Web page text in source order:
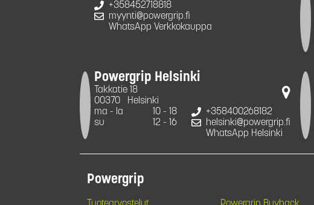
+358452718818
myynti@powergrip.fi
WhatsApp Verkkokauppa
Powergrip Helsinki
Takkatie 18
00370
Helsinki
ma - la
10 - 18
su
12 - 16
+358400268182
helsinki@powergrip.fi
WhatsApp Helsinki
Powergrip